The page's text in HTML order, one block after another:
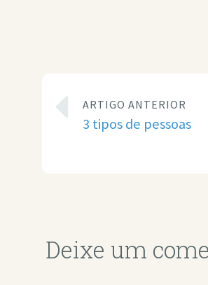
ARTIGO ANTERIOR
3 tipos de pessoas
Deixe um